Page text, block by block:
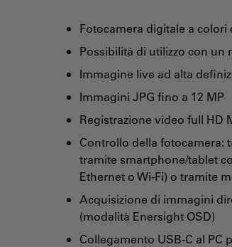
Fotocamera digitale a colori
Possibilità di utilizzo con un
Immagine live ad alta
Immagini JPG fino a 12 MP
Registrazione video full HD
Controllo della fotocamera:
tramite smartphone/tablet
Ethernet o Wi-Fi) o tramite
Acquisizione di immagini
(modalità Enersight OSD)
Collegamento USB-C al PC